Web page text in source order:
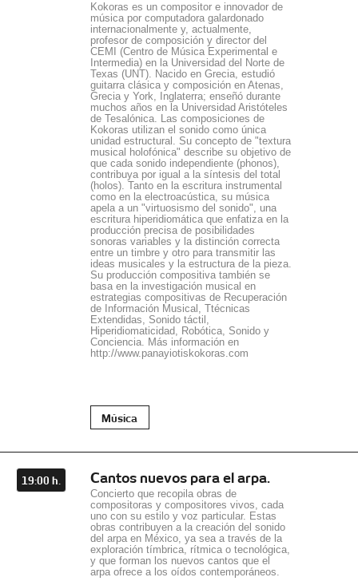
Kokoras es un compositor e innovador de
música por computadora galardonado
internacionalmente y, actualmente,
profesor de composición y director del
CEMI (Centro de Música Experimental e
Intermedia) en la Universidad del Norte de
Texas (UNT). Nacido en Grecia, estudió
guitarra clásica y composición en Atenas,
Grecia y York, Inglaterra; enseñó durante
muchos años en la Universidad Aristóteles
de Tesalónica. Las composiciones de
Kokoras utilizan el sonido como única
unidad estructural. Su concepto de "textura
musical holofónica" describe su objetivo de
que cada sonido independiente (phonos),
contribuya por igual a la síntesis del total
(holos). Tanto en la escritura instrumental
como en la electroacústica, su música
apela a un "virtuosismo del sonido", una
escritura hiperidiomática que enfatiza en la
producción precisa de posibilidades
sonoras variables y la distinción correcta
entre un timbre y otro para transmitir las
ideas musicales y la estructura de la pieza.
Su producción compositiva también se
basa en la investigación musical en
estrategias compositivas de Recuperación
de Información Musical, Ttécnicas
Extendidas, Sonido táctil,
Hiperidiomaticidad, Robótica, Sonido y
Conciencia. Más información en
http://www.panayiotiskokoras.com
Música
19:00 h. Cantos nuevos para el arpa.
Concierto que recopila obras de
compositoras y compositores vivos, cada
uno con su estilo y voz particular. Estas
obras contribuyen a la creación del sonido
del arpa en México, ya sea a través de la
exploración tímbrica, rítmica o tecnológica,
y que forman los nuevos cantos que el
arpa ofrece a los oídos contemporáneos.